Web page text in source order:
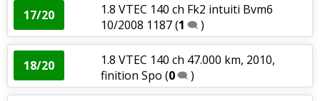
17/20
1.8 VTEC 140 ch Fk2 intuiti Bvm6
10/2008 1187(1 )
18/20
1.8 VTEC 140 ch 47.000 km, 2010,
finition Spo (0 )